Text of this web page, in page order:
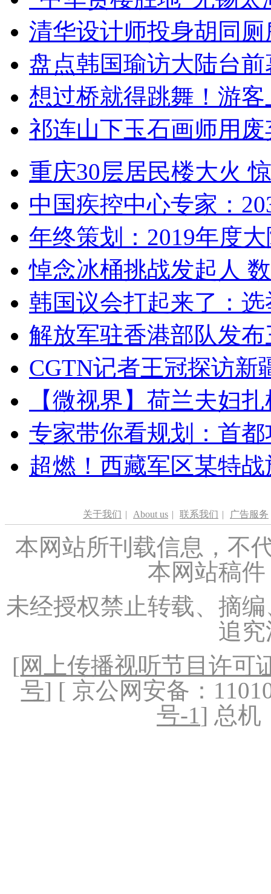
清华设计师投身胡同
盘点韩国瑜访大陆台
想过桥就得跳舞！游客
祁连山下玉石画师用
重庆30层居民楼大火
中国疾控中心专家：
年终策划：2019年度
悼念冰桶挑战发起人
韩国议会打起来了：
解放军驻香港部队发
CGTN记者王冠探访新
【微视界】荷兰夫妇
专家带你看规划：首
超燃！西藏军区某特
关于我们 | About us | 联系我们 | 广告服务
本网站所刊载信息，不
本网站稿
未经授权禁止转载、摘
追
[网上传播视听节目许可
号] [ 京公网安备：
号-1] 总机